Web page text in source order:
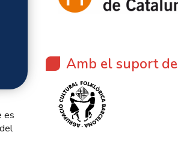
es
Amb el suport de